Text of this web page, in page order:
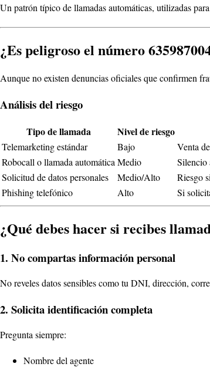
Un patrón típico de llamadas automáticas, utilizadas
¿Es peligroso el número
Aunque no existen denuncias oficiales que confirmen
Análisis del riesgo
Tipo de llamada Nivel de riesgo
Telemarketing estándar Bajo
Venta
Robocall o llamada automática Medio
Silencio
Solicitud de datos personales
Medio/Alto
Riesgo
Phishing telefónico
Alto Si
¿Qué debes hacer si recibes
1. No compartas información personal
No reveles datos sensibles como tu DNI, dirección,
2. Solicita identificación completa
Pregunta siempre:
Nombre del agente